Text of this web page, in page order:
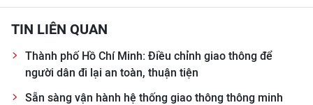
TIN LIÊN QUAN
Thành phố Hồ Chí Minh: Điều chỉnh giao thông để
người dân đi lại an toàn, thuận tiện
Sẵn sàng vận hành hệ thống giao thông thông minh